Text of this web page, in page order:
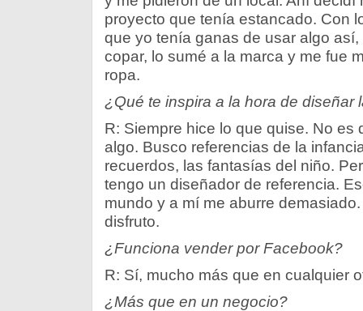
proyecto que tenía estancado. Con
que yo tenía ganas de usar algo
copar, lo sumé a la marca y me fue
ropa.
¿Qué te inspira a la hora de diseñar
R: Siempre hice lo que quise. No es
algo. Busco referencias de la
recuerdos, las fantasías del niño.
tengo un diseñador de referencia.
mundo y a mí me aburre
disfruto.
¿Funciona vender por Facebook?
R: Sí, mucho más que en cualquier
¿Más que en un negocio?